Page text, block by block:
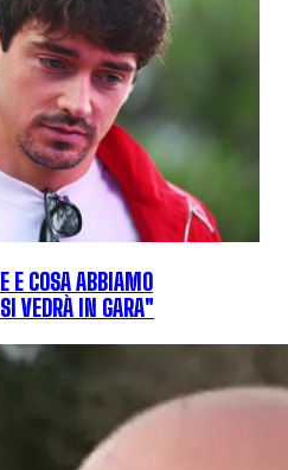
E COSA ABBIAMO
VEDRÀ IN GARA"